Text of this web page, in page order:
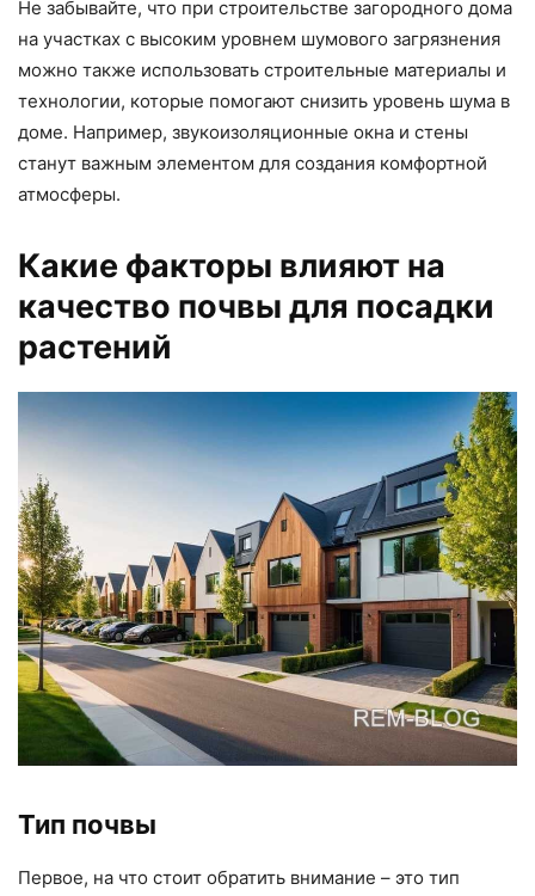
Не забывайте, что при строительстве загородного дома
на участках с высоким уровнем шумового загрязнения
можно также использовать строительные материалы и
технологии, которые помогают снизить уровень шума в
доме. Например, звукоизоляционные окна и стены
станут важным элементом для создания комфортной
атмосферы.
Какие факторы влияют на
качество почвы для посадки
растений
Тип почвы
Первое, на что стоит обратить внимание – это тип